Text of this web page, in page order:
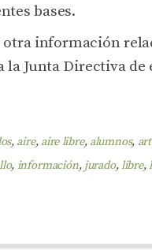
bases.
información
la Junta Directiva de
, aire, aire libre, alumnos,
, información, jurado,libre,